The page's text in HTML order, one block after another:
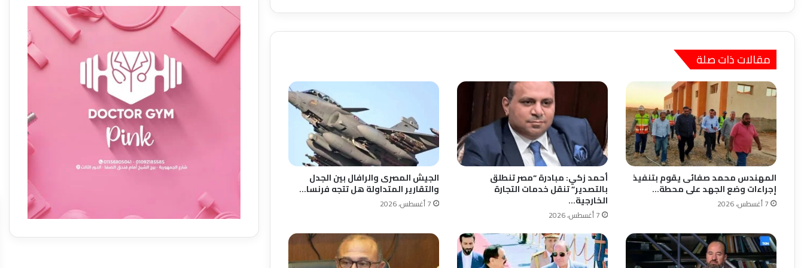
مقالات ذات صلة
المهندس محمد صفائى يقوم بتنفيذ
إجراءات وضع الجهد على محطة…
7 أغسطس، 2026
أحمد زكي: مبادرة “مصر تنطلق
بالتصدير” تنقل خدمات التجارة
الخارجية…
7 أغسطس، 2026
الجيش المصرى والرافال بين الجدل
والتقارير المتداولة هل تتجه فرنسا…
7 أغسطس، 2026